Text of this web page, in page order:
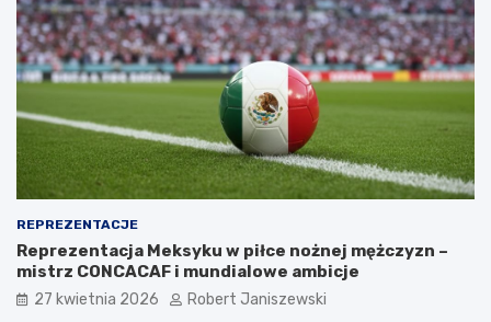
REPREZENTACJE
Reprezentacja Meksyku w piłce nożnej mężczyzn –
mistrz CONCACAF i mundialowe ambicje
27 kwietnia 2026 Robert Janiszewski